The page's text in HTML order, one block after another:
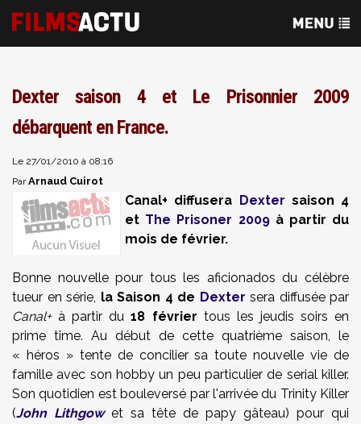
Dexter saison 4 et Le Prisonnier 2009
débarquent en France.
Le 27/01/2010 à 08:16
ParArnaud Cuirot
Canal+ diffusera Dexter saison 4
et The Prisoner 2009à partir du
mois de février.
Bonne nouvelle pour tous les aficionados du célèbre
tueur en série, la Saison 4 de Dexter sera diffusée par
Canal+à partir du18 février tous les jeudis soirs en
prime time. Au début de cette quatrième saison, le
« héros » tente de concilier sa toute nouvelle vie de
famille avec son hobby un peu particulier de serial killer.
Son quotidien est bouleversé par l'arrivée du Trinity Killer
(John Lithgowet sa tête de papy gâteau) pour qui